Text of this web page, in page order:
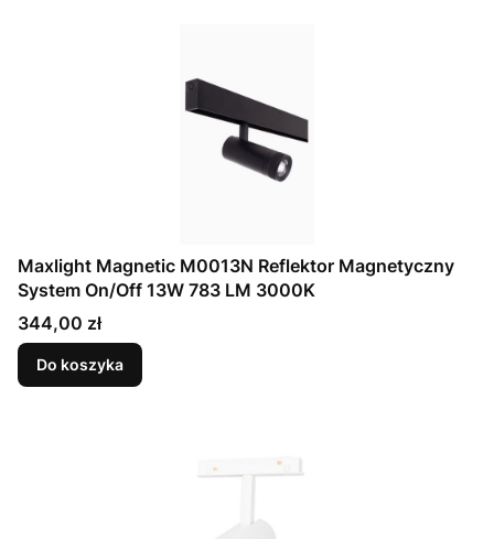
Maxlight Magnetic M0013N Reflektor Magnetyczny
System On/Off 13W 783 LM 3000K
Cena
344,00 zł
Do koszyka